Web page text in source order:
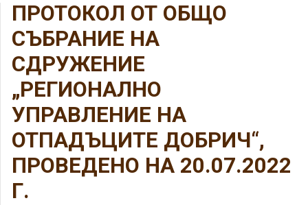
ПРОТОКОЛ ОТ ОБЩО
СЪБРАНИЕ НА
СДРУЖЕНИЕ
„РЕГИОНАЛНО
УПРАВЛЕНИЕ НА
ОТПАДЪЦИТЕ ДОБРИЧ“,
ПРОВЕДЕНО НА 20.07.2022
Г.